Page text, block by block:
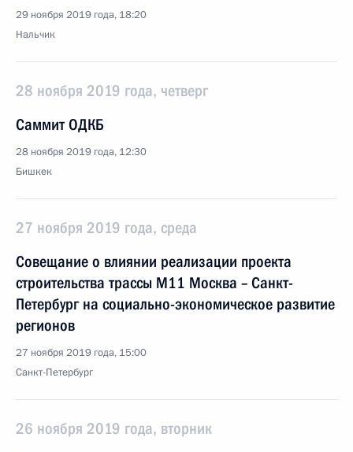
29 ноября 2019 года, 18:20
Нальчик
28 ноября 2019 года, четверг
Саммит ОДКБ
28 ноября 2019 года, 12:30
Бишкек
27 ноября 2019 года, среда
Совещание о влиянии реализации проекта
строительства трассы М11 Москва – Санкт-
Петербург на социально-экономическое развитие
регионов
27 ноября 2019 года, 15:00
Санкт-Петербург
26 ноября 2019 года, вторник